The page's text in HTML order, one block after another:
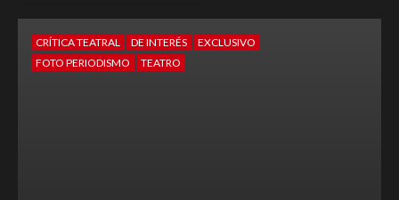
CRÍTICA TEATRAL DE INTERÉS
FOTO PERIODISMO
TEATRO